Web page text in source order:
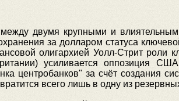
двумя крупными и
за долларом статуса
олигархией Уолл-Стрит роли
усиливается оппозиция
центробанков" за счёт создания
всего лишь в одну из